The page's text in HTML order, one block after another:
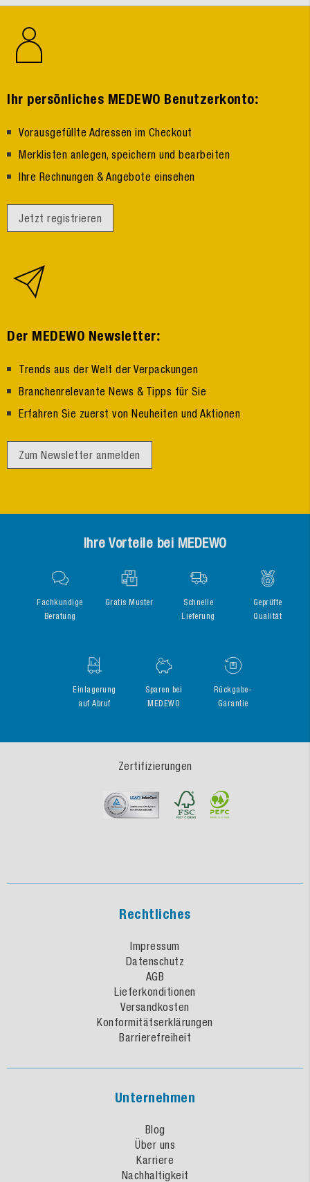
Ihr persönliches MEDEWO Benutzerkonto:
Vorausgefüllte Adressen im Checkout
Merklisten anlegen, speichern und bearbeiten
Ihre Rechnungen & Angebote einsehen
Jetzt registrieren
Der MEDEWO Newsletter:
Trends aus der Welt der Verpackungen
Branchenrelevante News & Tipps für Sie
Erfahren Sie zuerst von Neuheiten und Aktionen
Zum Newsletter anmelden
Ihre Vorteile bei MEDEWO
Fachkundige
Beratung
Gratis Muster
Schnelle
Lieferung
Geprüfte
Qualität
Einlagerung
auf Abruf
Sparen bei
MEDEWO
Rückgabe-
Garantie
Zertifizierungen
Rechtliches
Impressum
Datenschutz
AGB
Lieferkonditionen
Versandkosten
Konformitätserklärungen
Barrierefreiheit
Unternehmen
Blog
Über uns
Karriere
Nachhaltigkeit